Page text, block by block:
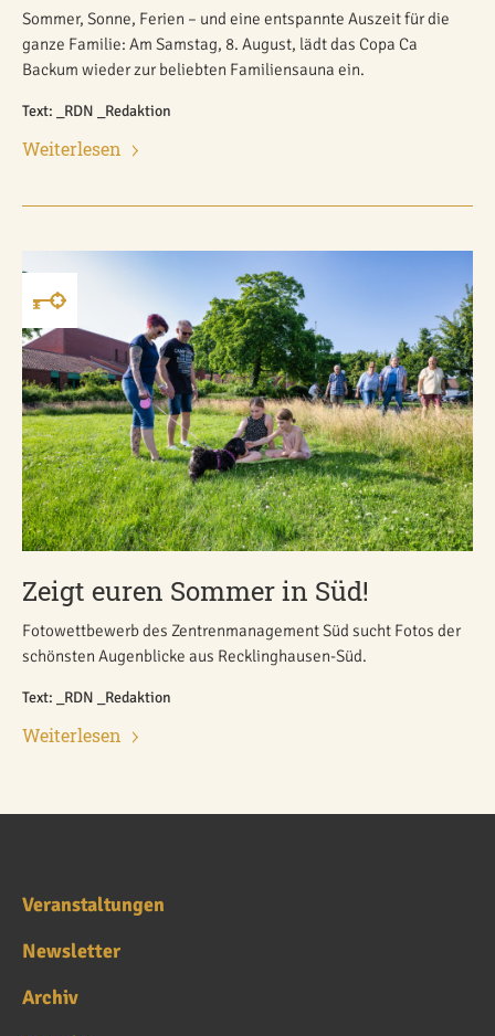
Sommer, Sonne, Ferien – und eine entspannte Auszeit für die
ganze Familie: Am Samstag, 8. August, lädt das Copa Ca
Backum wieder zur beliebten Familiensauna ein.
Text: _RDN _Redaktion
Weiterlesen
Zeigt euren Sommer in Süd!
Fotowettbewerb des Zentrenmanagement Süd sucht Fotos der
schönsten Augenblicke aus Recklinghausen-Süd.
Text: _RDN _Redaktion
Weiterlesen
Veranstaltungen
Newsletter
Archiv